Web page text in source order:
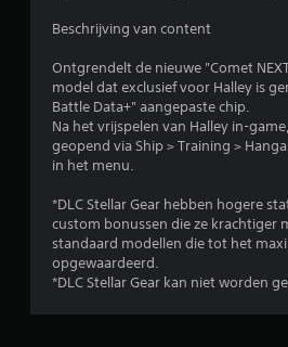
Beschrijving van content
Ontgrendelt de nieuwe "Comet
model dat exclusief voor Halley is
Battle Data+" aangepaste chip.
Na het vrijspelen van Halley in-
geopend via Ship > Training >
in het menu.
*DLC Stellar Gear hebben hogere
custom bonussen die ze krachtiger
standaard modellen die tot het
opgewaardeerd.
*DLC Stellar Gear kan niet worden